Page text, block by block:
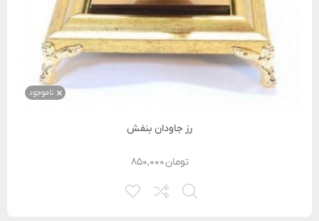
ناموجود
رز جاودان بنفش
۸۵۰,۰۰۰تومان